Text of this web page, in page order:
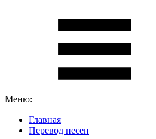
Меню:
Главная
Перевод песен